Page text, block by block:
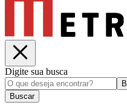
Digite sua busca
Buscar